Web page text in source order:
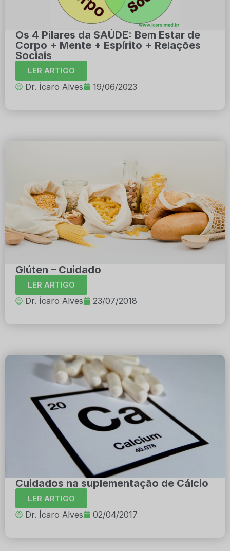
Os 4 Pilares da SAÚDE: Bem Estar de
Corpo + Mente + Espírito + Relações
Sociais
LER ARTIGO
Dr. Ícaro Alves 19/06/2023
Glúten – Cuidado
LER ARTIGO
Dr. Ícaro Alves 23/07/2018
Cuidados na suplementação de Cálcio
LER ARTIGO
Dr. Ícaro Alves 02/04/2017